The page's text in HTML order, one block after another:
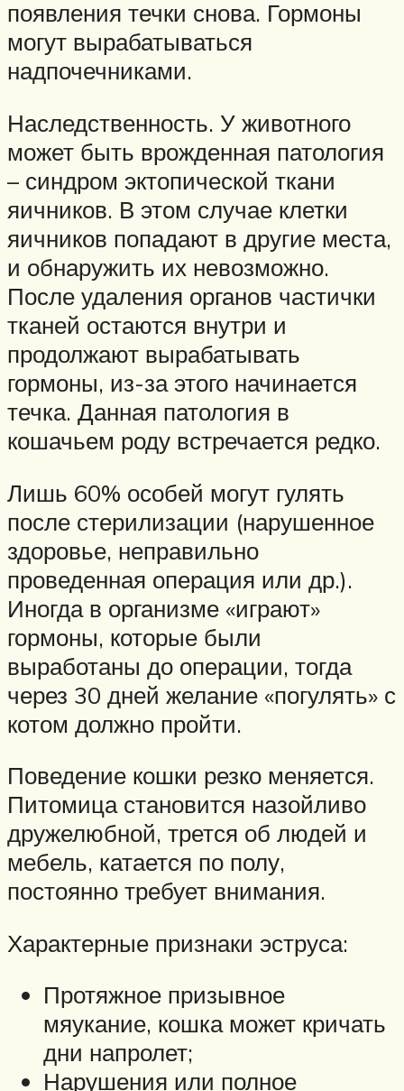
появления течки снова. Гормоны
могут вырабатываться
надпочечниками.
Наследственность. У животного
может быть врожденная патология
– синдром эктопической ткани
яичников. В этом случае клетки
яичников попадают в другие места,
и обнаружить их невозможно.
После удаления органов частички
тканей остаются внутри и
продолжают вырабатывать
гормоны, из-за этого начинается
течка. Данная патология в
кошачьем роду встречается редко.
Лишь 60% особей могут гулять
после стерилизации (нарушенное
здоровье, неправильно
проведенная операция или др.).
Иногда в организме «играют»
гормоны, которые были
выработаны до операции, тогда
через 30 дней желание «погулять» с
котом должно пройти.
Поведение кошки резко меняется.
Питомица становится назойливо
дружелюбной, трется об людей и
мебель, катается по полу,
постоянно требует внимания.
Характерные признаки эструса:
Протяжное призывное
мяукание, кошка может кричать
дни напролет;
Нарушения или полное